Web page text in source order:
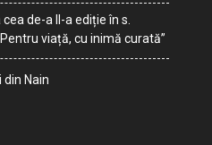
de-a II-a ediție în s.
viață, cu inimă curată”
din Nain